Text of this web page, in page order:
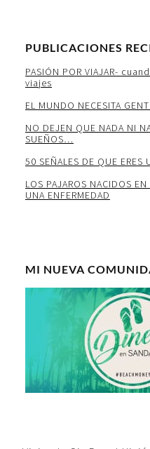
PUBLICACIONES
PASIÓN POR VIAJAR-
viajes
EL MUNDO NECESITA
NO DEJEN QUE NADA NI
SUEÑOS…
50 SEÑALES DE QUE ERES
LOS PAJAROS NACIDOS
UNA ENFERMEDAD
MI NUEVA